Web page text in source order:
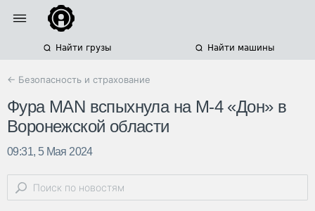
Найти грузы Найти машины
← Безопасность и страхование
Фура MAN вспыхнула на М-4 «Дон» в
Воронежской области
09:31, 5 Мая 2024